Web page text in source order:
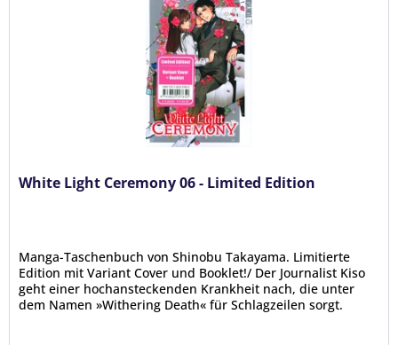
White Light Ceremony 06 - Limited Edition
Manga-Taschenbuch von Shinobu Takayama. Limitierte
Edition mit Variant Cover und Booklet!/ Der Journalist Kiso
geht einer hochansteckenden Krankheit nach, die unter
dem Namen »Withering Death« für Schlagzeilen sorgt.